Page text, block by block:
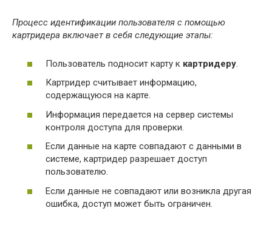
Процесс идентификации пользователя с помощью
картридера включает в себя следующие этапы:
Пользователь подносит карту к картридеру.
Картридер считывает информацию,
содержащуюся на карте.
Информация передается на сервер системы
контроля доступа для проверки.
Если данные на карте совпадают с данными в
системе, картридер разрешает доступ
пользователю.
Если данные не совпадают или возникла другая
ошибка, доступ может быть ограничен.